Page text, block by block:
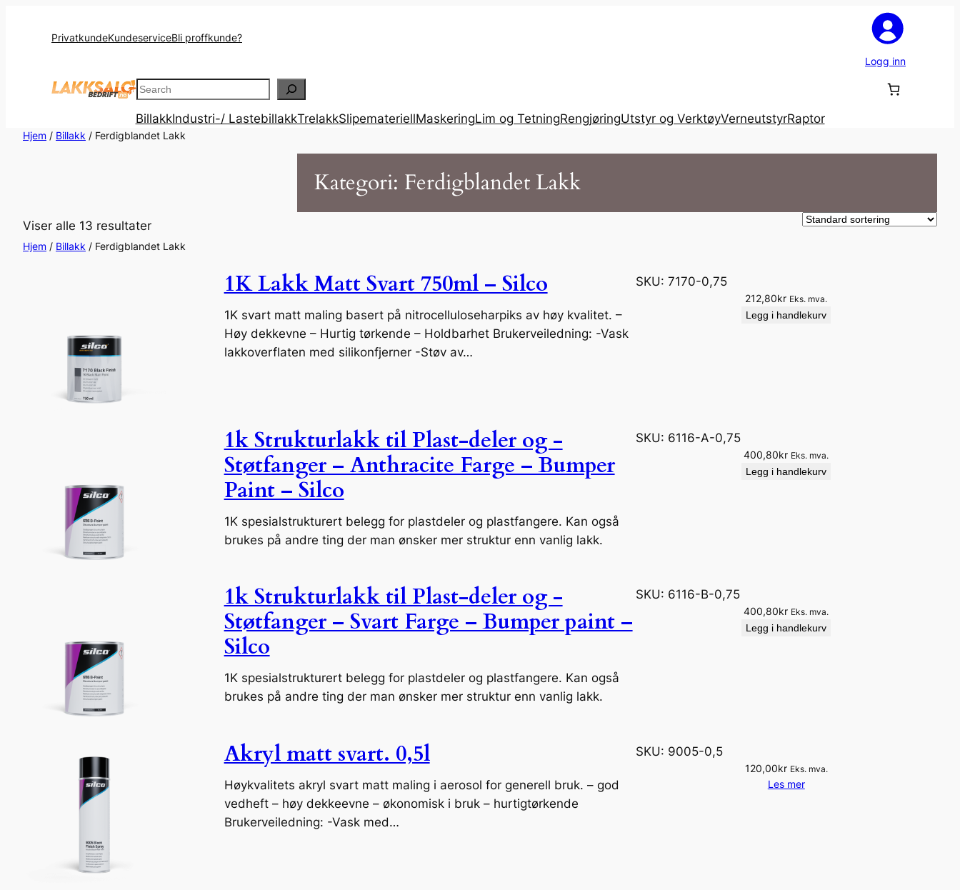
PrivatkundeKundeserviceBli proffkunde?
Logg inn
Search
BillakkIndustri-/ LastebillakkTrelakkSlipemateriellMaskeringLim og TetningRengjøringUtstyr og VerktøyVerneutstyrRaptor
Hjem / Billakk / Ferdigblandet Lakk
Kategori: Ferdigblandet Lakk
Viser alle 13 resultater
Hjem / Billakk / Ferdigblandet Lakk
1K Lakk Matt Svart 750ml – Silco
1K svart matt maling basert på nitrocelluloseharpiks av høy kvalitet. –
Høy dekkevne – Hurtig tørkende – Holdbarhet Brukerveiledning: -Vask
lakkoverflaten med silikonfjerner -Støv av…
SKU: 7170-0,75
212,80kr Eks. mva.
Legg i handlekurv
1k Strukturlakk til Plast-deler og -
Støtfanger – Anthracite Farge – Bumper
Paint – Silco
1K spesialstrukturert belegg for plastdeler og plastfangere. Kan også
brukes på andre ting der man ønsker mer struktur enn vanlig lakk.
SKU: 6116-A-0,75
400,80kr Eks. mva.
Legg i handlekurv
1k Strukturlakk til Plast-deler og -
Støtfanger – Svart Farge – Bumper paint –
Silco
1K spesialstrukturert belegg for plastdeler og plastfangere. Kan også
brukes på andre ting der man ønsker mer struktur enn vanlig lakk.
SKU: 6116-B-0,75
400,80kr Eks. mva.
Legg i handlekurv
Akryl matt svart. 0,5l
Høykvalitets akryl svart matt maling i aerosol for generell bruk. – god
vedheft – høy dekkeevne – økonomisk i bruk – hurtigtørkende
Brukerveiledning: -Vask med…
SKU: 9005-0,5
120,00kr Eks. mva.
Les mer